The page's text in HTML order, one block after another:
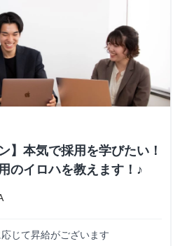
】本気で採用を学びたい！
のイロハを教えます！♪
じて昇給がございます